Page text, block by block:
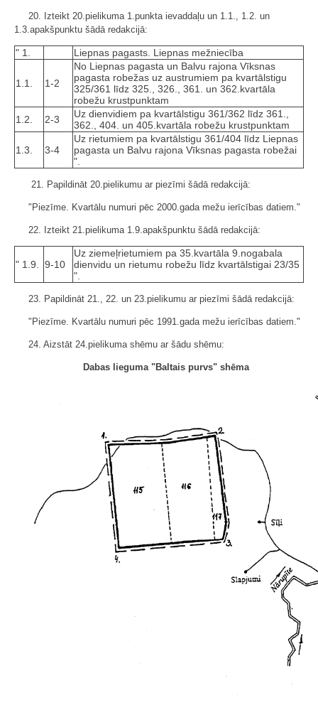
20. Izteikt 20.pielikuma 1.punkta ievaddaļu un 1.1., 1.2. un
1.3.apakšpunktu šādā redakcijā:
" 1. Liepnas pagasts. Liepnas mežniecība
1.1. 1-2
No Liepnas pagasta un Balvu rajona Vīksnas
pagasta robežas uz austrumiem pa kvartālstigu
325/361 līdz 325., 326., 361. un 362.kvartāla
robežu krustpunktam
1.2.
2-3
Uz dienvidiem pa kvartālstigu 361/362 līdz 361.,
362., 404. un 405.kvartāla robežu krustpunktam
1.3. 3-4
Uz rietumiem pa kvartālstigu 361/404 līdz Liepnas
pagasta un Balvu rajona Vīksnas pagasta robežai
".
21. Papildināt 20.pielikumu ar piezīmi šādā redakcijā:
"Piezīme. Kvartālu numuri pēc 2000.gada mežu ierīcības datiem."
22. Izteikt 21.pielikuma 1.9.apakšpunktu šādā redakcijā:
" 1.9. 9-10
Uz ziemeļrietumiem pa 35.kvartāla 9.nogabala
dienvidu un rietumu robežu līdz kvartālstigai 23/35
".
23. Papildināt 21., 22. un 23.pielikumu ar piezīmi šādā redakcijā:
"Piezīme. Kvartālu numuri pēc 1991.gada mežu ierīcības datiem."
24. Aizstāt 24.pielikuma shēmu ar šādu shēmu:
Dabas lieguma "Baltais purvs" shēma